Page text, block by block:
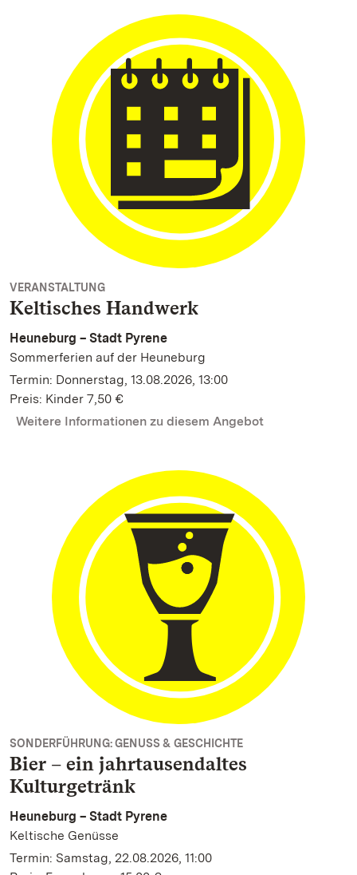
VERANSTALTUNG
Keltisches Handwerk
Heuneburg – Stadt Pyrene
Sommerferien auf der Heuneburg
Termin: Donnerstag, 13.08.2026, 13:00
Preis: Kinder 7,50 €
Weitere Informationen zu diesem Angebot
SONDERFÜHRUNG: GENUSS & GESCHICHTE
Bier – ein jahrtausendaltes
Kulturgetränk
Heuneburg – Stadt Pyrene
Keltische Genüsse
Termin: Samstag, 22.08.2026, 11:00